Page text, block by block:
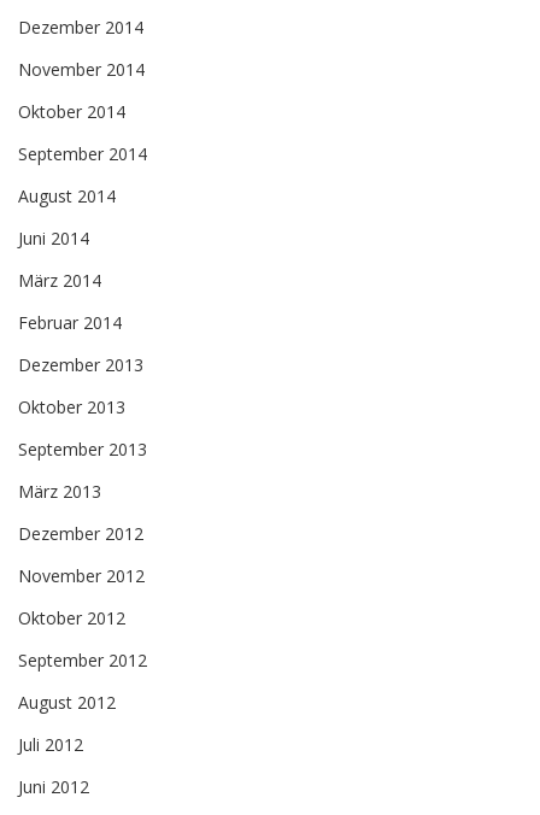
Dezember 2014
November 2014
Oktober 2014
September 2014
August 2014
Juni 2014
März 2014
Februar 2014
Dezember 2013
Oktober 2013
September 2013
März 2013
Dezember 2012
November 2012
Oktober 2012
September 2012
August 2012
Juli 2012
Juni 2012